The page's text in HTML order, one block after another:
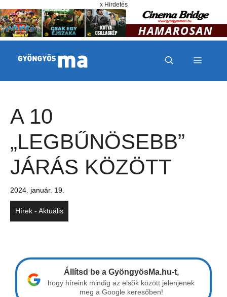
x Hirdetés
MENÜ
A 10
„LEGBŰNÖSEBB”
JÁRÁS KÖZÖTT
2024. január. 19.
Hírek - Aktuális
Állítsd be a GyöngyösMa.hu-t,
hogy híreink mindig az elsők között jelenjenek
meg a Google keresőben!